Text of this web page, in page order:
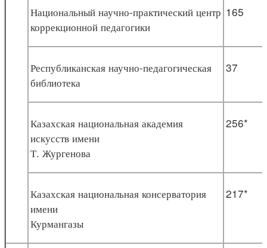
Национальный научно-практический центр
коррекционной педагогики
165
Республиканская научно-педагогическая
библиотека
37
Казахская национальная академия
искусств имени
Т. Жургенова
256*
Казахская национальная консерватория
имени
Курмангазы
217*